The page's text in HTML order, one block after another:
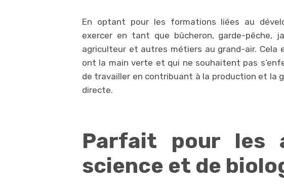
En optant pour les formations liées au
exercer en tant que bûcheron, garde-pêche,
agriculteur et autres métiers au grand-air. Cela
ont la main verte et qui ne souhaitent pas
de travailler en contribuant à la production et la
directe.
Parfait pour les
science et de